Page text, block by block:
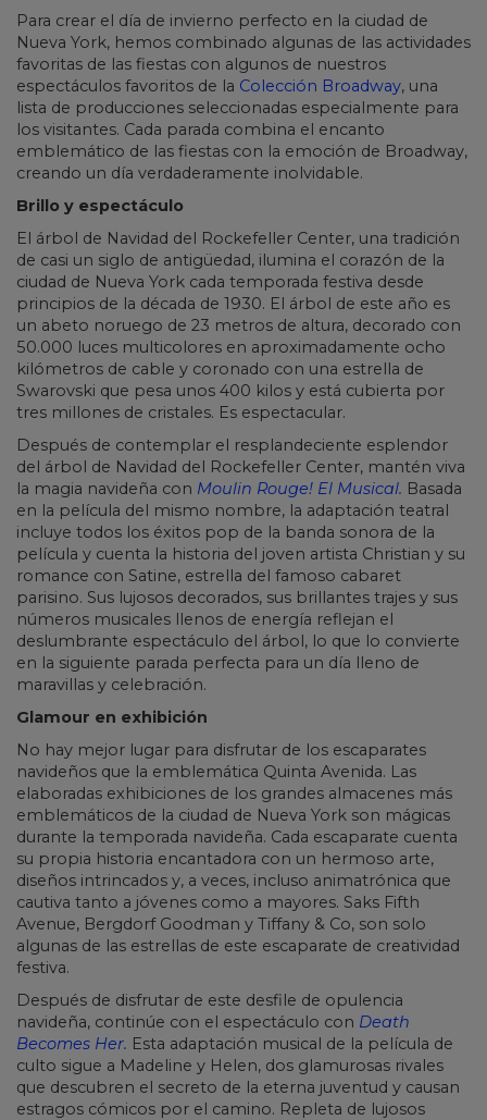
Para crear el día de invierno perfecto en la ciudad de
Nueva York, hemos combinado algunas de las actividades
favoritas de las fiestas con algunos de nuestros
espectáculos favoritos de la Colección Broadway, una
lista de producciones seleccionadas especialmente para
los visitantes. Cada parada combina el encanto
emblemático de las fiestas con la emoción de Broadway,
creando un día verdaderamente inolvidable.
Brillo y espectáculo
El árbol de Navidad del Rockefeller Center, una tradición
de casi un siglo de antigüedad, ilumina el corazón de la
ciudad de Nueva York cada temporada festiva desde
principios de la década de 1930. El árbol de este año es
un abeto noruego de 23 metros de altura, decorado con
50.000 luces multicolores en aproximadamente ocho
kilómetros de cable y coronado con una estrella de
Swarovski que pesa unos 400 kilos y está cubierta por
tres millones de cristales. Es espectacular.
Después de contemplar el resplandeciente esplendor
del árbol de Navidad del Rockefeller Center, mantén viva
la magia navideña con Moulin Rouge! El Musical. Basada
en la película del mismo nombre, la adaptación teatral
incluye todos los éxitos pop de la banda sonora de la
película y cuenta la historia del joven artista Christian y su
romance con Satine, estrella del famoso cabaret
parisino. Sus lujosos decorados, sus brillantes trajes y sus
números musicales llenos de energía reflejan el
deslumbrante espectáculo del árbol, lo que lo convierte
en la siguiente parada perfecta para un día lleno de
maravillas y celebración.
Glamour en exhibición
No hay mejor lugar para disfrutar de los escaparates
navideños que la emblemática Quinta Avenida. Las
elaboradas exhibiciones de los grandes almacenes más
emblemáticos de la ciudad de Nueva York son mágicas
durante la temporada navideña. Cada escaparate cuenta
su propia historia encantadora con un hermoso arte,
diseños intrincados y, a veces, incluso animatrónica que
cautiva tanto a jóvenes como a mayores. Saks Fifth
Avenue, Bergdorf Goodman y Tiffany & Co, son solo
algunas de las estrellas de este escaparate de creatividad
festiva.
Después de disfrutar de este desfile de opulencia
navideña, continúe con el espectáculo con Death
Becomes Her. Esta adaptación musical de la película de
culto sigue a Madeline y Helen, dos glamurosas rivales
que descubren el secreto de la eterna juventud y causan
estragos cómicos por el camino. Repleta de lujosos